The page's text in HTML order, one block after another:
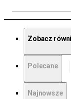
Zobacz
Polecane
Najnowsze